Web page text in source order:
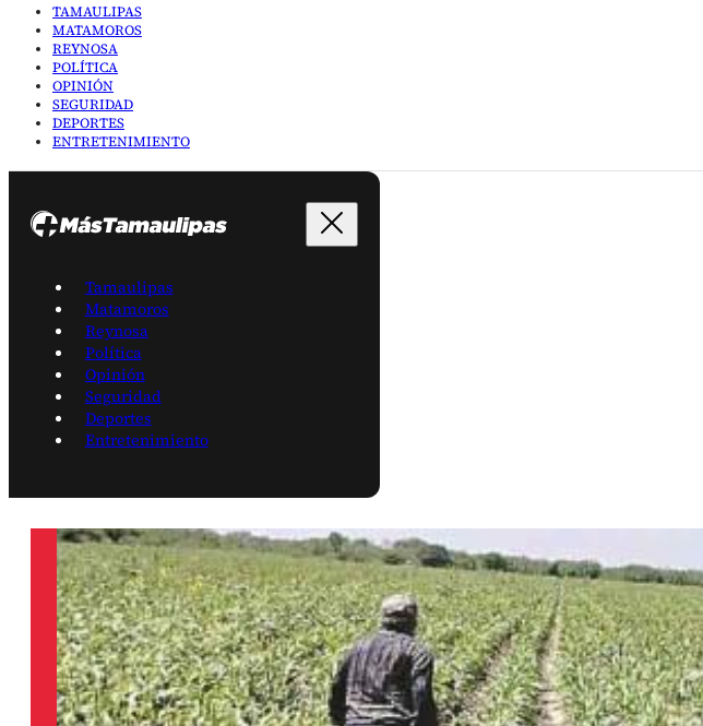
TAMAULIPAS
MATAMOROS
REYNOSA
POLÍTICA
OPINIÓN
SEGURIDAD
DEPORTES
ENTRETENIMIENTO
Tamaulipas
Matamoros
Reynosa
Política
Opinión
Seguridad
Deportes
Entretenimiento